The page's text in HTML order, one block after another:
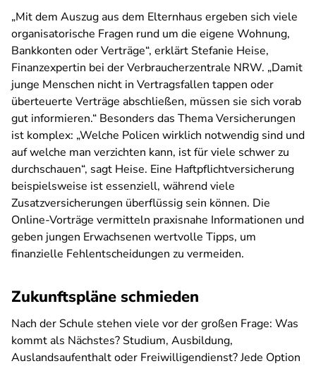
„Mit dem Auszug aus dem Elternhaus ergeben sich viele
organisatorische Fragen rund um die eigene Wohnung,
Bankkonten oder Verträge“, erklärt Stefanie Heise,
Finanzexpertin bei der Verbraucherzentrale NRW. „Damit
junge Menschen nicht in Vertragsfallen tappen oder
überteuerte Verträge abschließen, müssen sie sich vorab
gut informieren.“ Besonders das Thema Versicherungen
ist komplex: „Welche Policen wirklich notwendig sind und
auf welche man verzichten kann, ist für viele schwer zu
durchschauen“, sagt Heise. Eine Haftpflichtversicherung
beispielsweise ist essenziell, während viele
Zusatzversicherungen überflüssig sein können. Die
Online-Vorträge vermitteln praxisnahe Informationen und
geben jungen Erwachsenen wertvolle Tipps, um
finanzielle Fehlentscheidungen zu vermeiden.
Zukunftspläne schmieden
Nach der Schule stehen viele vor der großen Frage: Was
kommt als Nächstes? Studium, Ausbildung,
Auslandsaufenthalt oder Freiwilligendienst? Jede Option